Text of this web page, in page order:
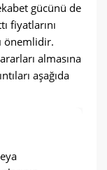
gücünü de
fiyatlarını
önemlidir.
almasına
aşağıda